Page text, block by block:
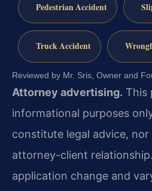
Pedestrian Accident
Truck Accident
Reviewed by Mr. Sris, Owner and
Attorney advertising. This
informational purposes
constitute legal advice,
attorney-client
application change and